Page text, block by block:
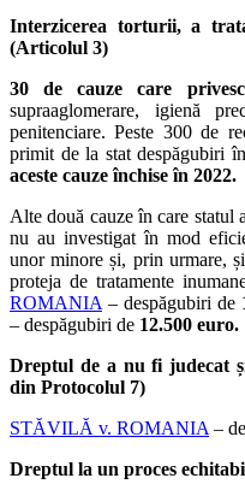
Interzicerea torturii, a
(Articolul 3)
30 de cauze care
supraaglomerare, igienă
penitenciare. Peste 300 de
primit de la stat despăgubiri
aceste cauze închise în 2022.
Alte două cauze în care statul
nu au investigat în mod
unor minore și, prin urmare,
proteja de tratamente
ROMANIA – despăgubiri de
– despăgubiri de 12.500 euro.
Dreptul de a nu fi judecat
din Protocolul 7)
STĂVILĂ v. ROMANIA –
Dreptul la un proces